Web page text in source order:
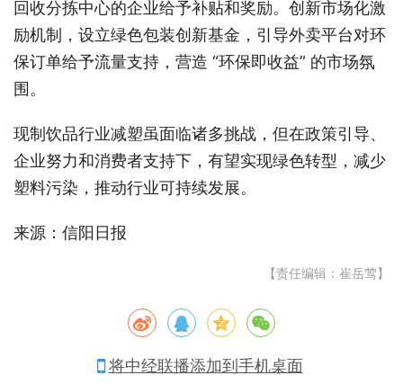
回收分拣中心的企业给予补贴和奖励。创新市场化激
励机制，设立绿色包装创新基金，引导外卖平台对环
保订单给予流量支持，营造 “环保即收益” 的市场氛
围。
现制饮品行业减塑虽面临诸多挑战，但在政策引导、
企业努力和消费者支持下，有望实现绿色转型，减少
塑料污染，推动行业可持续发展。
来源：信阳日报
【责任编辑：崔岳莺】
将中经联播添加到手机桌面